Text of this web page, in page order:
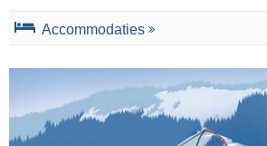
Accommodaties